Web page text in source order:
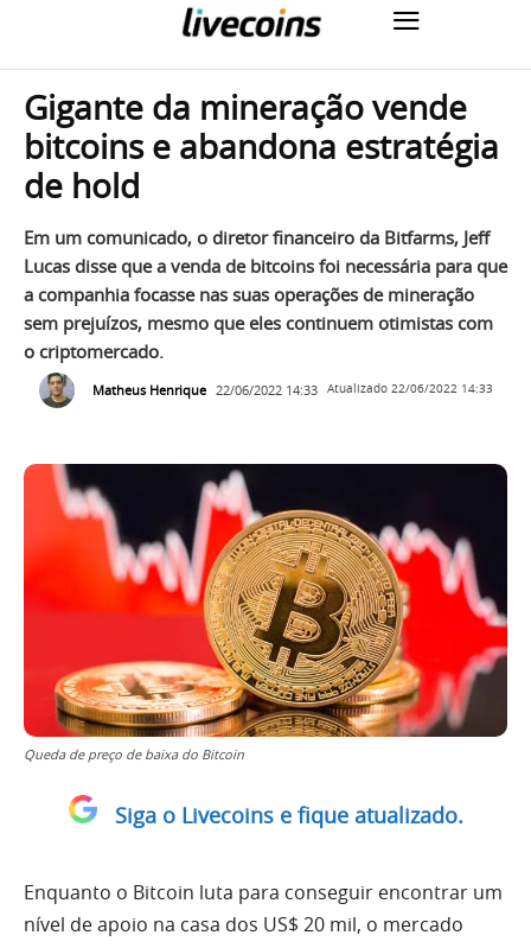
Gigante da mineração vende
bitcoins e abandona estratégia
de hold
Em um comunicado, o diretor financeiro da Bitfarms, Jeff
Lucas disse que a venda de bitcoins foi necessária para que
a companhia focasse nas suas operações de mineração
sem prejuízos, mesmo que eles continuem otimistas com
o criptomercado.
Matheus Henrique 22/06/2022 14:33 Atualizado 22/06/2022 14:33
Queda de preço de baixa do Bitcoin
Siga o Livecoins e fique atualizado.
Enquanto o Bitcoin luta para conseguir encontrar um
nível de apoio na casa dos US$ 20 mil, o mercado